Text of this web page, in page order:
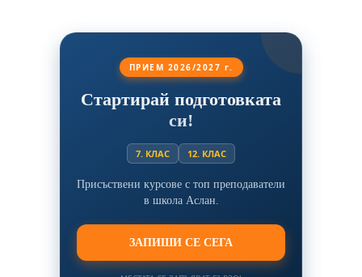
ПРИЕМ 2026/2027 г.
Стартирай подготовката
си!
7. КЛАС 12. КЛАС
Присъствени курсове с топ преподаватели
в школа Аслан.
ЗАПИШИ СЕ СЕГА